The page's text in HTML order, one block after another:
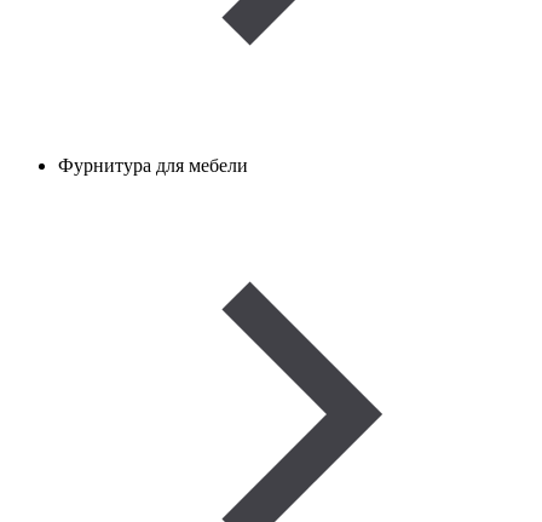
Фурнитура для мебели